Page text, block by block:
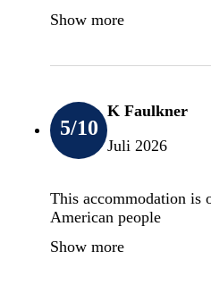
Show more
5/10
K Faulkner
Juli 2026
This accommodation is
American people
Show more